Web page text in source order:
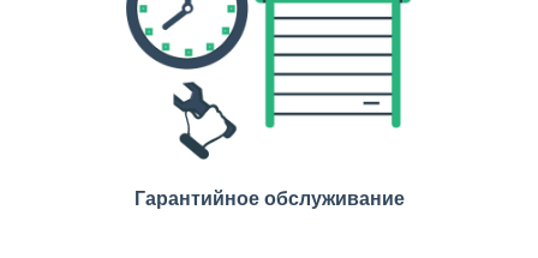
Гарантийное обслуживание